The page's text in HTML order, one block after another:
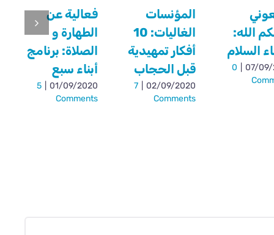
الله:
السلام
07/
0
المؤنسات
الغاليات: 10
أفكار تمهيدية
قبل الحجاب
02/09/2020
7
Comments
فعالية عن
الطهارة و
الصلاة: برنامج
أبناء سبع
01/09/2020
5
Comments